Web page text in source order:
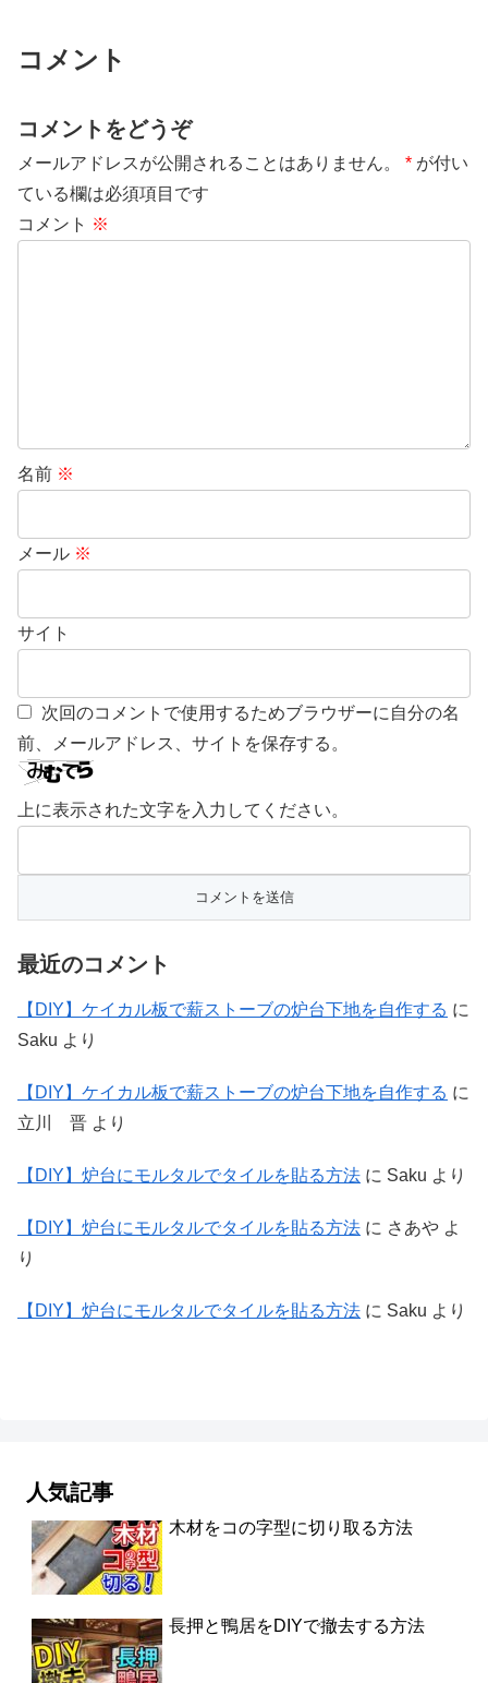
コメント
コメントをどうぞ
メールアドレスが公開されることはありません。 * が付い
ている欄は必須項目です
コメント ※
名前 ※
メール ※
サイト
次回のコメントで使用するためブラウザーに自分の名
前、メールアドレス、サイトを保存する。
上に表示された文字を入力してください。
最近のコメント
【DIY】ケイカル板で薪ストーブの炉台下地を自作する に
Saku より
【DIY】ケイカル板で薪ストーブの炉台下地を自作する に
立川 晋 より
【DIY】炉台にモルタルでタイルを貼る方法 に Saku より
【DIY】炉台にモルタルでタイルを貼る方法 に さあや よ
り
【DIY】炉台にモルタルでタイルを貼る方法 に Saku より
人気記事
木材をコの字型に切り取る方法
長押と鴨居をDIYで撤去する方法